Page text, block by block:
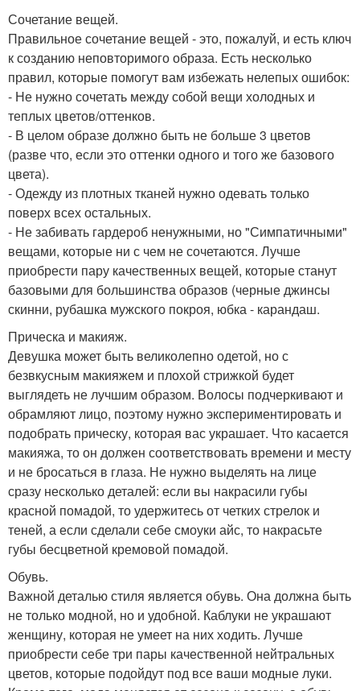
Сочетание вещей.
Правильное сочетание вещей - это, пожалуй, и есть ключ
к созданию неповторимого образа. Есть несколько
правил, которые помогут вам избежать нелепых ошибок:
- Не нужно сочетать между собой вещи холодных и
теплых цветов/оттенков.
- В целом образе должно быть не больше 3 цветов
(разве что, если это оттенки одного и того же базового
цвета).
- Одежду из плотных тканей нужно одевать только
поверх всех остальных.
- Не забивать гардероб ненужными, но "Симпатичными"
вещами, которые ни с чем не сочетаются. Лучше
приобрести пару качественных вещей, которые станут
базовыми для большинства образов (черные джинсы
скинни, рубашка мужского покроя, юбка - карандаш.
Прическа и макияж.
Девушка может быть великолепно одетой, но с
безвкусным макияжем и плохой стрижкой будет
выглядеть не лучшим образом. Волосы подчеркивают и
обрамляют лицо, поэтому нужно экспериментировать и
подобрать прическу, которая вас украшает. Что касается
макияжа, то он должен соответствовать времени и месту
и не бросаться в глаза. Не нужно выделять на лице
сразу несколько деталей: если вы накрасили губы
красной помадой, то удержитесь от четких стрелок и
теней, а если сделали себе смоуки айс, то накрасьте
губы бесцветной кремовой помадой.
Обувь.
Важной деталью стиля является обувь. Она должна быть
не только модной, но и удобной. Каблуки не украшают
женщину, которая не умеет на них ходить. Лучше
приобрести себе три пары качественной нейтральных
цветов, которые подойдут под все ваши модные луки.